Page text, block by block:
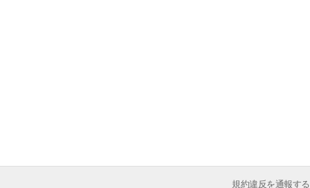
規約違反を通報する